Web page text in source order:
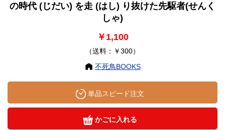
の時代 (じだい) を走 (はし) り抜けた先駆者(せんく
しゃ)
￥1,100
（送料：￥300）
不死鳥BOOKS
単品スピード注文
かごに入れる